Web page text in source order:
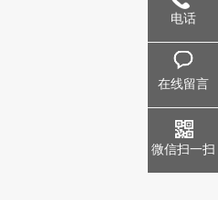
电话
在线留言
微信扫一扫